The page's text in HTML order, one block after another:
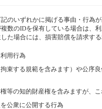
のいずれかに掲げる事由・行為
数のIDを保有している場合は、
た場合には、損害賠償を請求する
用行為
束する規範を含みます）や公序
等の知的財産権を含みますが、
公衆に公開する行為